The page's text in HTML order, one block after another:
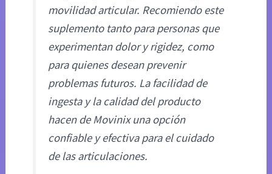
movilidad articular. Recomiendo este
suplemento tanto para personas que
experimentan dolor y rigidez, como
para quienes desean prevenir
problemas futuros. La facilidad de
ingesta y la calidad del producto
hacen de Movinix una opción
confiable y efectiva para el cuidado
de las articulaciones.